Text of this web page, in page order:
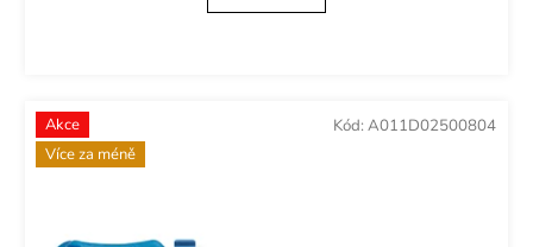
Akce
Více za méně
Kód: A011D02500804